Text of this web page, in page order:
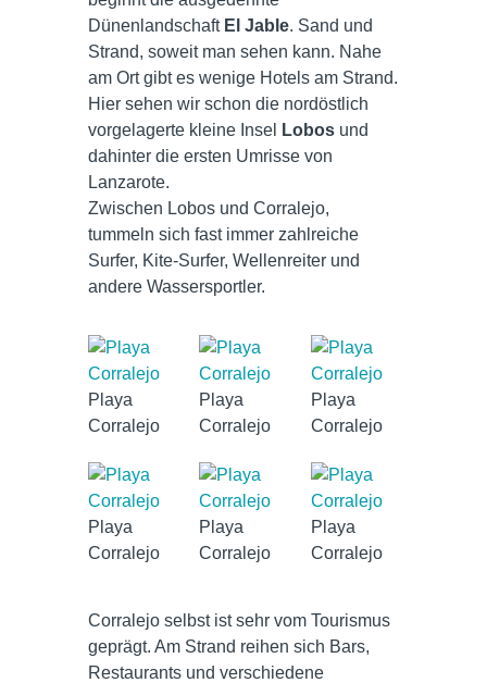
Dünenlandschaft El Jable. Sand und
Strand, soweit man sehen kann. Nahe
am Ort gibt es wenige Hotels am Strand.
Hier sehen wir schon die nordöstlich
vorgelagerte kleine Insel
Lobosund
dahinter die ersten Umrisse von
Lanzarote.
Zwischen Lobos und Corralejo,
tummeln sich fast immer zahlreiche
Surfer, Kite-Surfer, Wellenreiter und
andere Wassersportler.
Playa
Corralejo
Playa
Corralejo
Playa
Corralejo
Playa
Corralejo
Playa
Corralejo
Playa
Corralejo
Corralejo selbst ist sehr vom Tourismus
geprägt. Am Strand reihen sich Bars,
Restaurants und verschiedene